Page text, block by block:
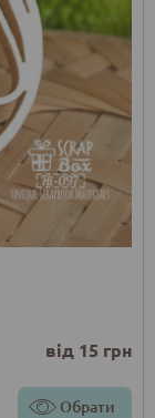
від 15 грн
Обрати